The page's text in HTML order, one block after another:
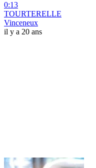
0:13
TOURTERELLE
Vinceneux
il y a 20 ans